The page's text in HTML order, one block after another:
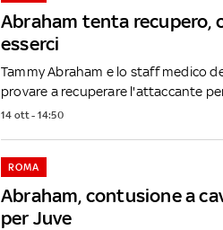
Abraham tenta recupero,
esserci
Tammy Abraham e lo staff medico
provare a recuperare l'attaccante per
14 ott - 14:50
Abraham, contusione a
per Juve
ROMA